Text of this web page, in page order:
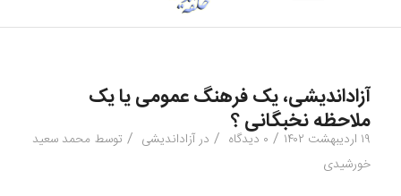
آزاداندیشی، یک فرهنگ عمومی یا یک
ملاحظه نخبگانی ؟
۱۹ اردیبهشت ۱۴۰۲ / ۰ دیدگاه / در آزاداندیشی / توسط محمد سعید
خورشیدی